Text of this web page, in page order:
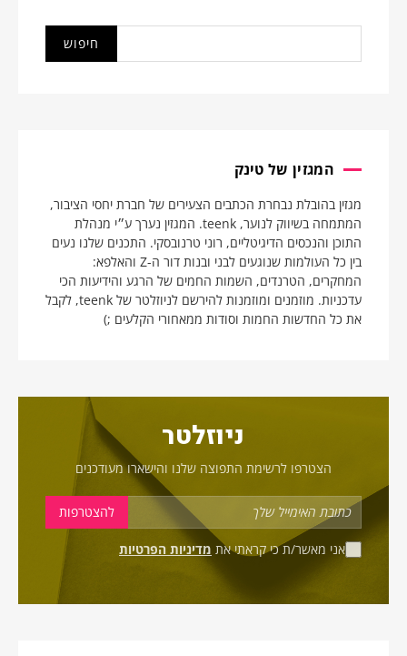
המגזין של טינק
מגזין בהובלת נבחרת הכתבים הצעירים של חברת יחסי הציבור,
המתמחה בשיווק לנוער, teenk. המגזין נערך ע״י מנהלת
התוכן והנכסים הדיגיטליים, רוני טרנובסקי. התכנים שלנו נעים
בין כל העולמות שנוגעים לבני ובנות דור ה-Z והאלפא:
המחקרים, הטרנדים, השמות החמים של הרגע והידיעות הכי
עדכניות. מוזמנים ומוזמנות להירשם לניוזלטר של teenk, לקבל
את כל החדשות החמות וסודות ממאחורי הקלעים ;)
ניוזלטר
הצטרפו לרשימת התפוצה שלנו והישארו מעודכנים
אני מאשר/ת כי קראתי את מדיניות הפרטיות